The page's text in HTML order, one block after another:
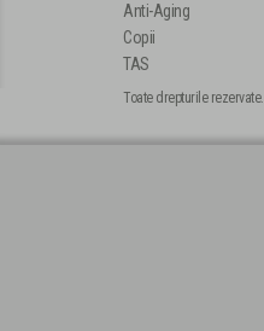
Anti-Aging
Copii
TAS
Toate drepturile rezervate.